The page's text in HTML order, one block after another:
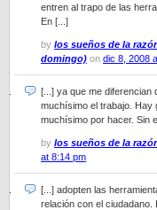
entren al trapo de las
En [...]
by los sueños de la
domingo) on dic 8, 2008
[...] ya que me diferencian
muchísimo el trabajo.
muchísimo por hacer. Sin
by los sueños de la
at 8:14 pm
[...] adopten las
relación con el